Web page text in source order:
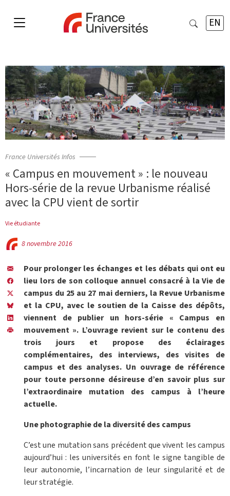
EN
France Universités Infos
« Campus en mouvement » : le nouveau
Hors-série de la revue Urbanisme réalisé
avec la CPU vient de sortir
Vie étudiante
8 novembre 2016
Pour prolonger les échanges et les débats qui ont eu
lieu lors de son colloque annuel consacré à la Vie de
campus du 25 au 27 mai derniers, la Revue Urbanisme
et la CPU, avec le soutien de la Caisse des dépôts,
viennent de publier un hors-série « Campus en
mouvement ». L’ouvrage revient sur le contenu des
trois jours et propose des éclairages
complémentaires, des interviews, des visites de
campus et des analyses. Un ouvrage de référence
pour toute personne désireuse d’en savoir plus sur
l’extraordinaire mutation des campus à l’heure
actuelle.
Une photographie de la diversité des campus
C’est une mutation sans précédent que vivent les campus
aujourd’hui : les universités en font le signe tangible de
leur autonomie, l’incarnation de leur singularité et de
leur stratégie.